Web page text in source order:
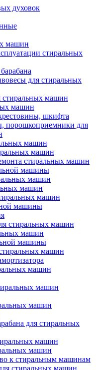
духовок
машин
стиральных
для стиральных
стиральных машин
машин
шкифта
порошкоприемники для
машин
машин
стиральных машин
машины
машин
машин
машин
машины
стиральных машин
машин
машины
машин
машин
машин
машин
для стиральных
машин
машин
к стиральным машинам
стиральных машин